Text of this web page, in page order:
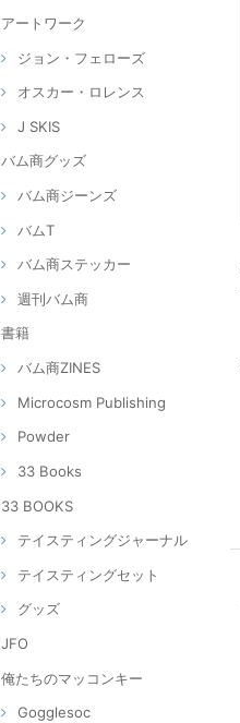
アートワーク
ジョン・フェローズ
オスカー・ロレンス
J SKIS
バム商グッズ
バム商ジーンズ
バムT
バム商ステッカー
週刊バム商
書籍
バム商ZINES
Microcosm Publishing
Powder
33 Books
33 BOOKS
テイスティングジャーナル
テイスティングセット
グッズ
JFO
俺たちのマッコンキー
Gogglesoc